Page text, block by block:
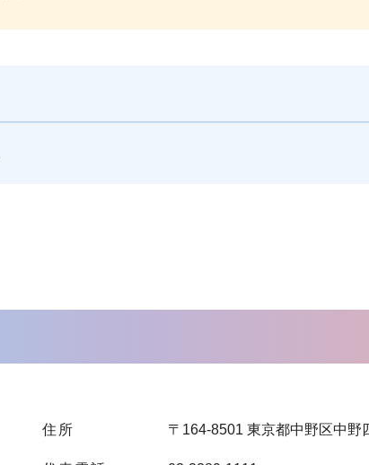
住所 〒164-8501 東京都中野区中野